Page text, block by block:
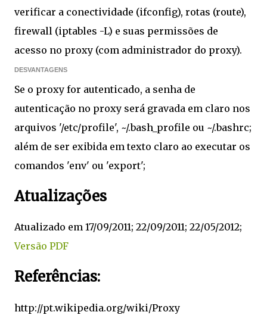
verificar a conectividade (ifconfig), rotas (route),
firewall (iptables -L) e suas permissões de
acesso no proxy (com administrador do proxy).
DESVANTAGENS
Se o proxy for autenticado, a senha de
autenticação no proxy será gravada em claro nos
arquivos '/etc/profile', ~/.bash_profile ou ~/.bashrc;
além de ser exibida em texto claro ao executar os
comandos 'env' ou 'export';
Atualizações
Atualizado em 17/09/2011; 22/09/2011; 22/05/2012;
Versão PDF
Referências:
http://pt.wikipedia.org/wiki/Proxy